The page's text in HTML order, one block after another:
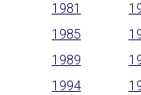
1981
1985
1989
1994